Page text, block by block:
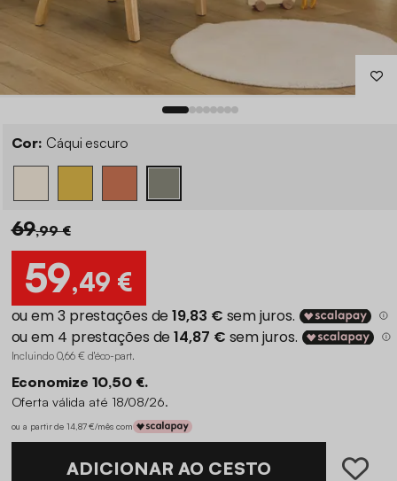
Cor: Cáqui escuro
69,99 €
59,49 €
Incluindo 0,66 € d'éco-part.
Economize 10,50 €.
Oferta válida até 18/08/26.
ou a partir de 14,87 €/mês com
ADICIONAR AO CESTO